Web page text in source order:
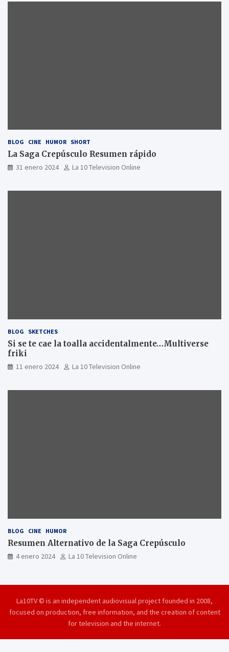
BLOG CINE HUMOR SHORT
La Saga Crepúsculo Resumen rápido
31 enero 2024 La 10 Television Online
BLOG SKETCHES
Si se te cae la toalla accidentalmente…Multiverse
friki
11 enero 2024 La 10 Television Online
BLOG CINE HUMOR
Resumen Alternativo de la Saga Crepúsculo
4 enero 2024 La 10 Television Online
La10TV © is an independent audiovisual project founded in 2008,
focused on production, free information, and the creation of content
for television and the internet.